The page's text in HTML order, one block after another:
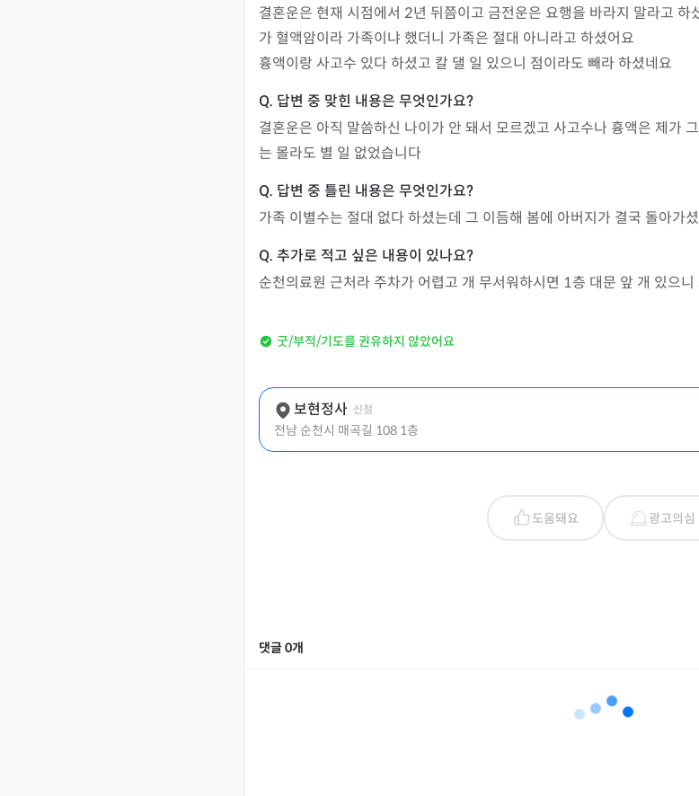
결혼운은 현재 시점에서 2년 뒤쯤이고 금전운은 요행을 바라지 말라고 하
가 혈액암이라 가족이냐 했더니 가족은 절대 아니라고 하셨어요
흉액이랑 사고수 있다 하셨고 칼 댈 일 있으니 점이라도 빼라 하셨네요
결혼운은 아직 말씀하신 나이가 안 돼서 모르겠고 사고수나 흉액은 제가
는 몰라도 별 일 없었습니다
가족 이별수는 절대 없다 하셨는데 그 이듬해 봄에 아버지가 결국 돌아가
순천의료원 근처라 주차가 어렵고 개 무서워하시면 1층 대문 앞 개 있으
굿/부적/기도를 권유하지 않았어요
보현정사 신점
전남 순천시 매곡길 108 1층
도움돼요 광고의심
댓글0개